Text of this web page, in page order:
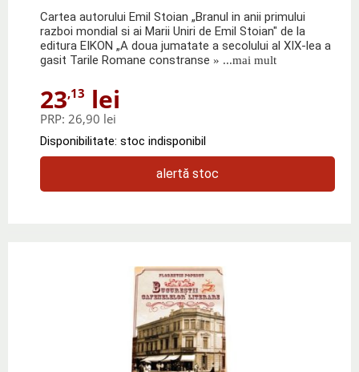
Cartea autorului Emil Stoian „Branul in anii primului
razboi mondial si ai Marii Uniri de Emil Stoian" de la
editura EIKON „A doua jumatate a secolului al XIX-lea a
gasit Tarile Romane constranse » ...mai mult
23,13 lei
PRP: 26,90 lei
Disponibilitate: stoc indisponibil
alertă stoc